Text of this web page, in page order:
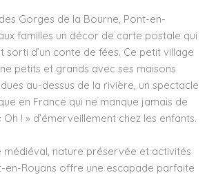
Gorges de la Bourne, Pont-en-
familles un décor de carte postale qui
d’un conte de fées. Ce petit village
petits et grands avec ses maisons
au-dessus de la rivière, un spectacle
en France qui ne manque jamais de
! » d’émerveillement chez les enfants.
médiéval, nature préservée et activités
en-Royans offre une escapade parfaite